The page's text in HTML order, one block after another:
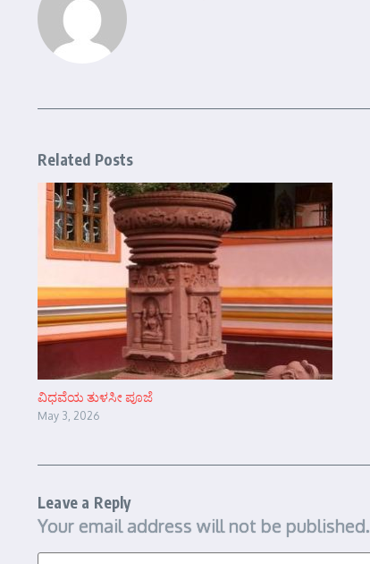
Related Posts
ವಿಧವೆಯ ತುಳಸೀ ಪೂಜೆ
May 3, 2026
Leave a Reply
Your email address will not be published.